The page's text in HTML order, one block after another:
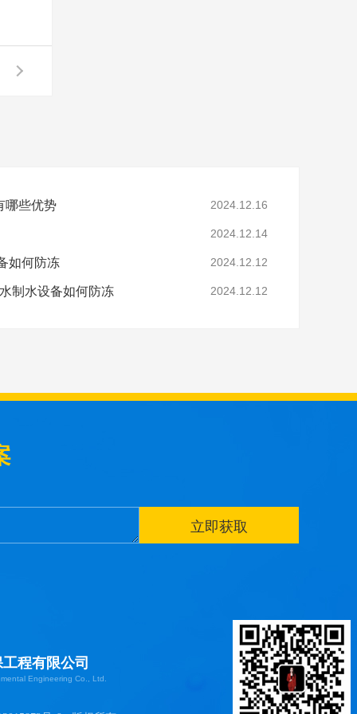
哪些优势 2024.12.16
2024.12.14
如何防冻 2024.12.12
制水设备如何防冻 2024.12.12
程有限公司
Engineering Co., Ltd.